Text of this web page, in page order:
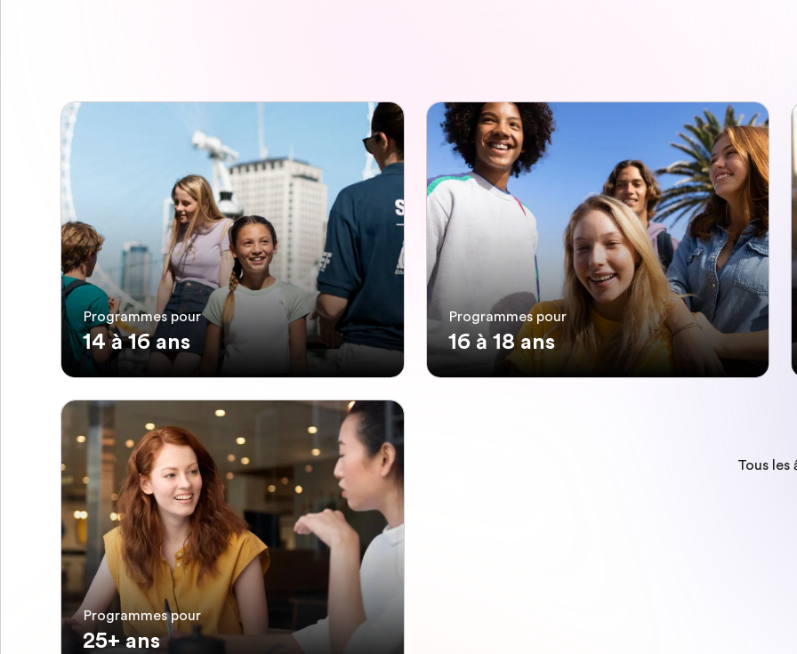
Programmes pour
14 à 16 ans
Programmes pour
16 à 18 ans
Programmes pour
25+ ans
Tous les